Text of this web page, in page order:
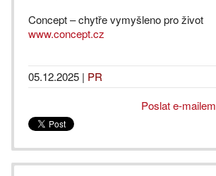
Concept – chytře vymyšleno pro život
www.concept.cz
05.12.2025 | PR
Poslat e-mailem